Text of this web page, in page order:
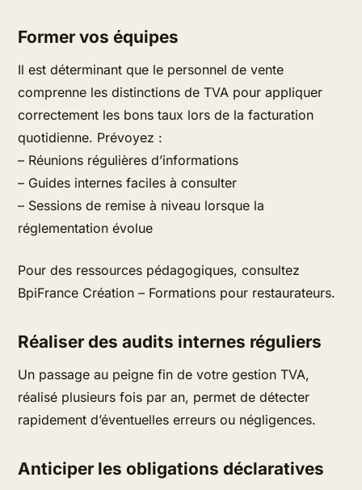
Former vos équipes
Il est déterminant que le personnel de vente
comprenne les distinctions de TVA pour appliquer
correctement les bons taux lors de la facturation
quotidienne. Prévoyez :
– Réunions régulières d’informations
– Guides internes faciles à consulter
– Sessions de remise à niveau lorsque la
réglementation évolue
Pour des ressources pédagogiques, consultez
BpiFrance Création – Formations pour restaurateurs.
Réaliser des audits internes réguliers
Un passage au peigne fin de votre gestion TVA,
réalisé plusieurs fois par an, permet de détecter
rapidement d’éventuelles erreurs ou négligences.
Anticiper les obligations déclaratives